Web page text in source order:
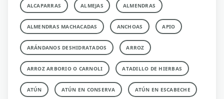
ALCAPARRAS ALMEJAS ALMENDRAS
ALMENDRAS MACHACADAS ANCHOAS APIO
ARÁNDANOS DESHIDRATADOS ARROZ
ARROZ ARBORIO O CARNOLI ATADILLO DE HIERBAS
ATÚN ATÚN EN CONSERVA ATÚN EN ESCABECHE